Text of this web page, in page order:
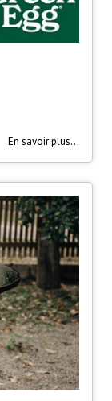
En savoir plus...